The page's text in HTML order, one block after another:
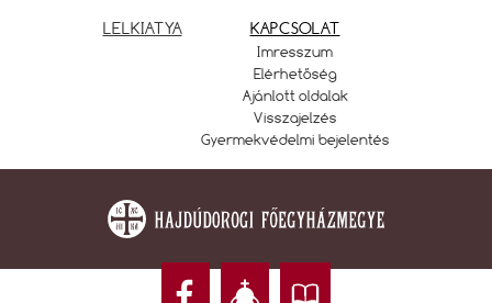
LELKIATYA KAPCSOLAT
Imresszum
Elérhetőség
Ajánlott oldalak
Visszajelzés
Gyermekvédelmi bejelentés